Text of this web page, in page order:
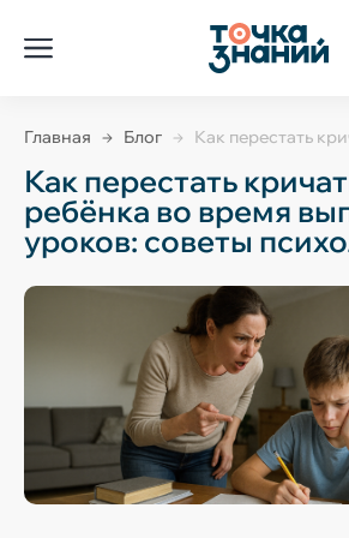
Главная Блог Как перестать
Как перестать
ребёнка во время
уроков: советы